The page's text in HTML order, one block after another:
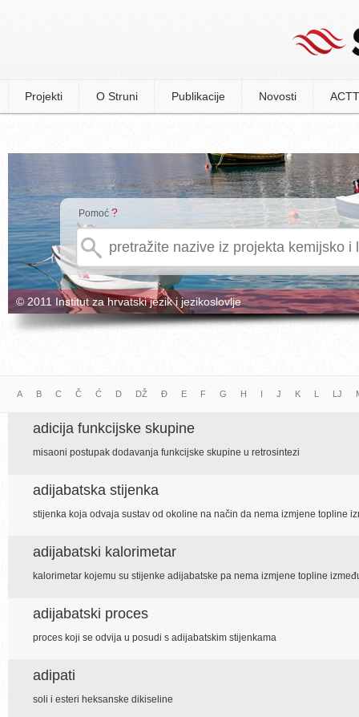
Projekti O Struni Publikacije Novosti
Pomoć ?
© 2011 Institut za hrvatski jezik i jezikoslovlje
A B C Č Ć D DŽ Đ E F G H I J K L LJ
adicija funkcijske skupine
misaoni postupak dodavanja funkcijske skupine u retrosintezi
adijabatska stijenka
stijenka koja odvaja sustav od okoline na način da nema izmjene topline
adijabatski kalorimetar
kalorimetar kojemu su stijenke adijabatske pa nema izmjene topline
adijabatski proces
proces koji se odvija u posudi s adijabatskim stijenkama
adipati
soli i esteri heksanske dikiseline